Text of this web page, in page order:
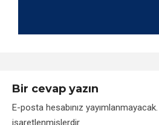
Bir cevap yazın
E-posta hesabınız yayımlanmayacak.
işaretlenmişlerdir